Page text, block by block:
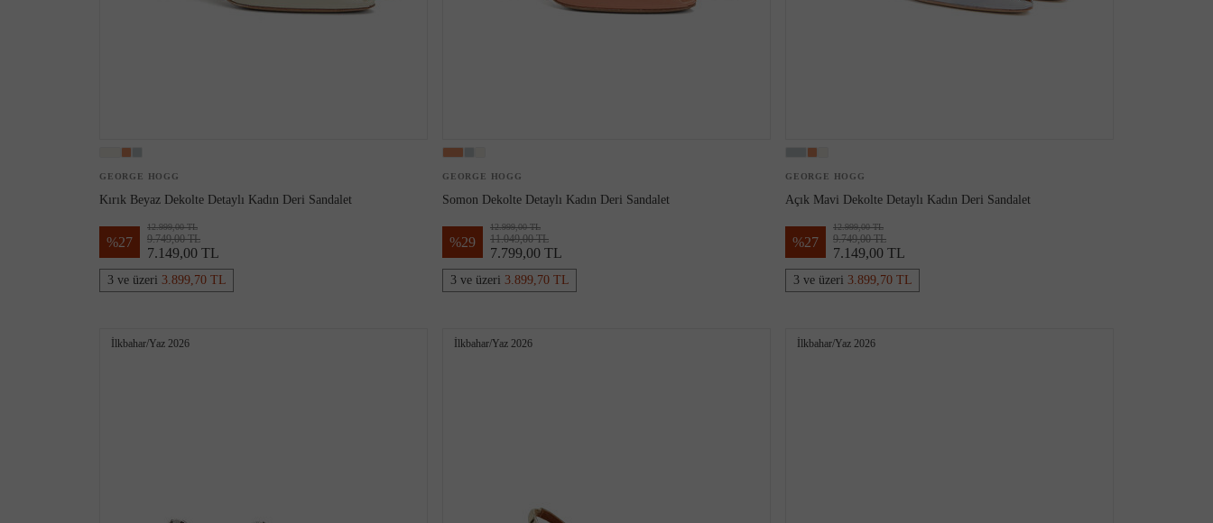
GEORGE HOGG
Kırık Beyaz Dekolte Detaylı Kadın Deri Sandalet
%27
12.999,00 TL
9.749,00 TL
7.149,00 TL
3 ve üzeri 3.899,70 TL
GEORGE HOGG
Somon Dekolte Detaylı Kadın Deri Sandalet
%29
12.999,00 TL
11.049,00 TL
7.799,00 TL
3 ve üzeri 3.899,70 TL
GEORGE HOGG
Açık Mavi Dekolte Detaylı Kadın Deri Sandalet
%27
12.999,00 TL
9.749,00 TL
7.149,00 TL
3 ve üzeri 3.899,70 TL
İlkbahar/Yaz 2026 İlkbahar/Yaz 2026 İlkbahar/Yaz 2026